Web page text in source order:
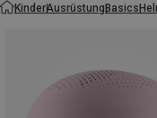
KinderAusrüstungBasics